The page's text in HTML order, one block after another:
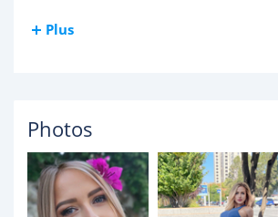
Plus
Photos